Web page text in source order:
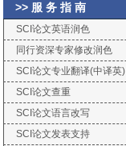
>> 服 务 指 南
SCI论文英语润色
同行资深专家修改润色
SCI论文专业翻译(中译英)
SCI论文查重
SCI论文语言改写
SCI论文发表支持